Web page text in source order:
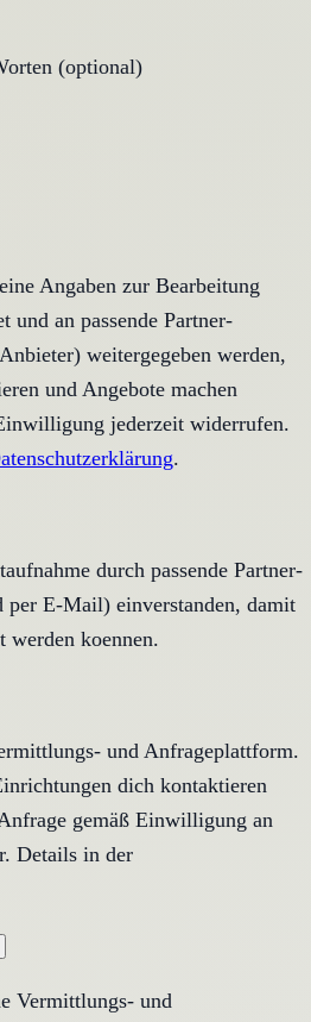
(optional)
Angaben zur Bearbeitung
und an passende Partner-
weitergegeben werden,
und Angebote machen
jederzeit widerrufen.
.
durch passende Partner-
per E-Mail) einverstanden, damit
werden koennen.
und Anfrageplattform.
dich kontaktieren
gemäß Einwilligung an
Details in der
Vermittlungs- und